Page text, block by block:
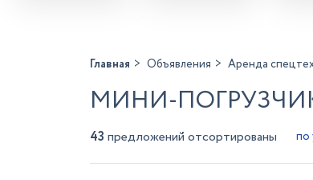
Главная Объявления Аренда
МИНИ-
43 предложений отсортированы